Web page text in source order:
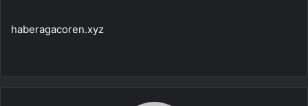
haberagacoren.xyz